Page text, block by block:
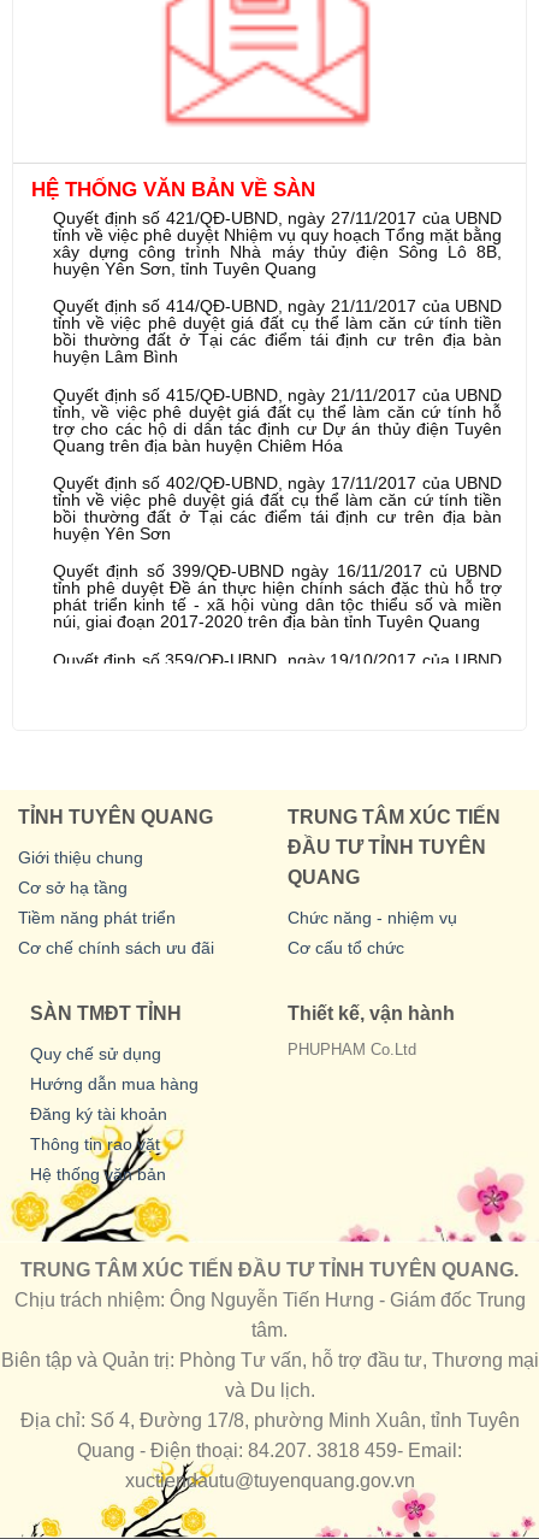
Kinh nghiệm sử dụng cốc nguyệt san thế hệ mới
Fee2 dành cho người lần đầu sử dụng
Thiết kế cảnh quan sân vườn
14
Th5
mới
2
Th5
Cung cấp các thiết bị nhà bếp chính hãng, giá tốt
nhất
16
Th3
Dự án căn hộ Aio City Bình Tân
14 Bán Nhà Biệt thự Phố Chính chủ giá rẻ
24
Th10
Vé máy bay đi Hà Nội giá rẻ nhất năm 2018 tại 24h
HỆ THỐNG VĂN BẢN VỀ SÀN
Quyết định số 421/QĐ-UBND, ngày 27/11/2017 của UBND
tỉnh về việc phê duyệt Nhiệm vụ quy hoạch Tổng mặt bằng
xây dựng công trình Nhà máy thủy điện Sông Lô 8B,
huyện Yên Sơn, tỉnh Tuyên Quang
Quyết định số 414/QĐ-UBND, ngày 21/11/2017 của UBND
tỉnh về việc phê duyệt giá đất cụ thể làm căn cứ tính tiền
bồi thường đất ở Tại các điểm tái định cư trên địa bàn
huyện Lâm Bình
Quyết định số 415/QĐ-UBND, ngày 21/11/2017 của UBND
tỉnh, về việc phê duyệt giá đất cụ thể làm căn cứ tính hỗ
trợ cho các hộ di dân tác định cư Dự án thủy điện Tuyên
Quang trên địa bàn huyện Chiêm Hóa
Quyết định số 402/QĐ-UBND, ngày 17/11/2017 của UBND
tỉnh về việc phê duyệt giá đất cụ thể làm căn cứ tính tiền
bồi thường đất ở Tại các điểm tái định cư trên địa bàn
huyện Yên Sơn
Quyết định số 399/QĐ-UBND ngày 16/11/2017 củ UBND
tỉnh phê duyệt Đề án thực hiện chính sách đặc thù hỗ trợ
phát triển kinh tế - xã hội vùng dân tộc thiểu số và miền
núi, giai đoạn 2017-2020 trên địa bàn tỉnh Tuyên Quang
Quyết định số 359/QĐ-UBND, ngày 19/10/2017 của UBND
tỉnh về việc phê duyệt giá đất và hệ số điều chỉnh giá đất
làm căn cứ tính tiền bồi thường giải phóng mặt bằng một
số công trình trên địa bàn thành phố Tuyên Quang
Ấn phẩm OCOP 2022
Các sản phẩm thuộc chương trình OCOP Tuyên Quang
(Chương trình mỗi xã mỗi phường một sản phẩm)
TỈNH TUYÊN QUANG
Giới thiệu chung
Cơ sở hạ tầng
Tiềm năng phát triển
Cơ chế chính sách ưu đãi
TRUNG TÂM XÚC TIẾN
ĐẦU TƯ TỈNH TUYÊN
QUANG
Chức năng - nhiệm vụ
Cơ cấu tổ chức
SÀN TMĐT TỈNH
Quy chế sử dụng
Hướng dẫn mua hàng
Đăng ký tài khoản
Thông tin rao vặt
Hệ thống văn bản
Thiết kế, vận hành
PHUPHAM Co.Ltd
TRUNG TÂM XÚC TIẾN ĐẦU TƯ TỈNH TUYÊN QUANG.
Chịu trách nhiệm: Ông Nguyễn Tiến Hưng - Giám đốc Trung
tâm.
Biên tập và Quản trị: Phòng Tư vấn, hỗ trợ đầu tư, Thương mại
và Du lịch.
Địa chỉ: Số 4, Đường 17/8, phường Minh Xuân, tỉnh Tuyên
Quang - Điện thoại: 84.207. 3818 459- Email:
xuctiendautu@tuyenquang.gov.vn